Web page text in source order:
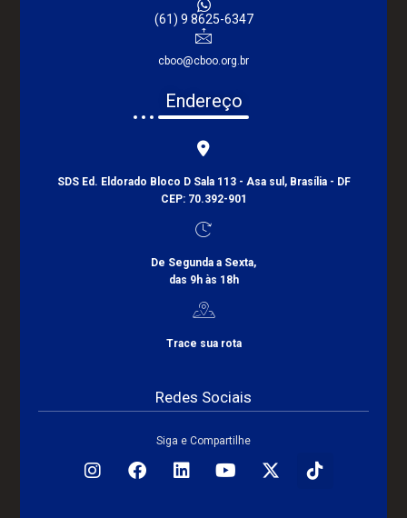
(61) 9 8625-6347
cboo@cboo.org.br
Endereço
SDS Ed. Eldorado Bloco D Sala 113 - Asa sul, Brasília - DF
CEP: 70.392-901
De Segunda a Sexta,
das 9h às 18h
Trace sua rota
Redes Sociais
Siga e Compartilhe